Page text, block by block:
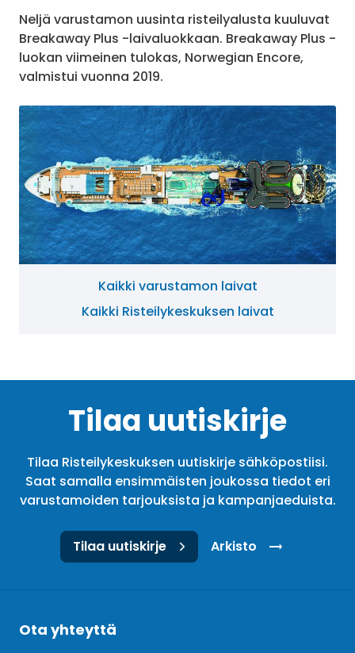
Neljä varustamon uusinta risteilyalusta kuuluvat
Breakaway Plus -laivaluokkaan. Breakaway Plus -
luokan viimeinen tulokas, Norwegian Encore,
valmistui vuonna 2019.
Kaikki varustamon laivat
Kaikki Risteilykeskuksen laivat
Tilaa uutiskirje
Tilaa Risteilykeskuksen uutiskirje sähköpostiisi.
Saat samalla ensimmäisten joukossa tiedot eri
varustamoiden tarjouksista ja kampanjaeduista.
Tilaa uutiskirje Arkisto
Ota yhteyttä